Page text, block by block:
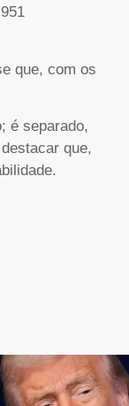
que, com os
é separado,
que,